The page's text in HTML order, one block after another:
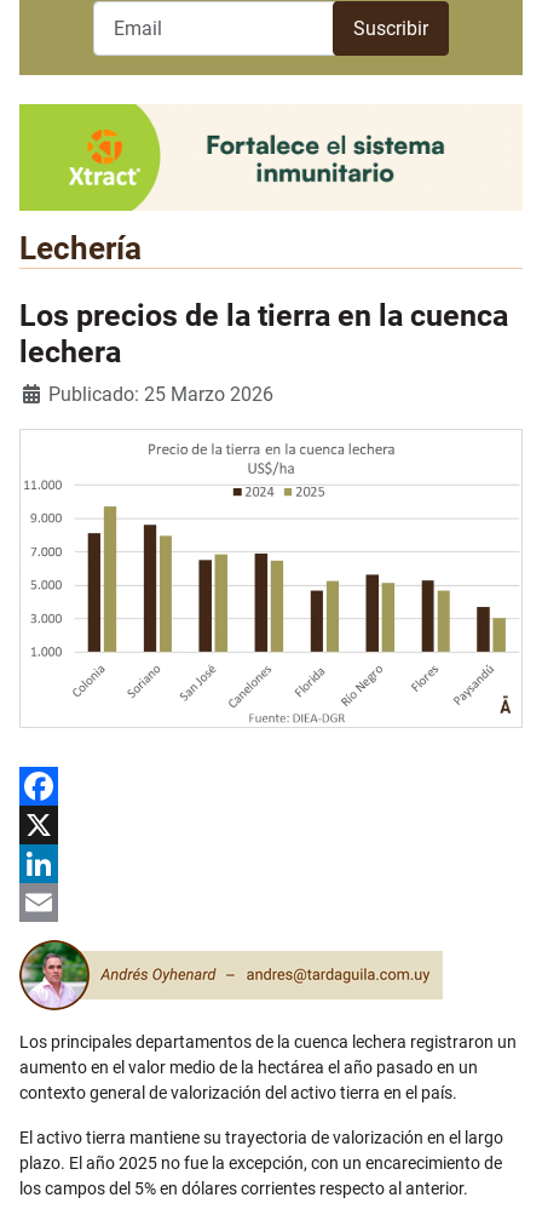
Lechería
Los precios de la tierra en la cuenca
lechera
Detalles
Publicado: 25 Marzo 2026
Facebook
X
LinkedIn
Email
Los principales departamentos de la cuenca lechera registraron un
aumento en el valor medio de la hectárea el año pasado en un
contexto general de valorización del activo tierra en el país.
El activo tierra mantiene su trayectoria de valorización en el largo
plazo. El año 2025 no fue la excepción, con un encarecimiento de
los campos del 5% en dólares corrientes respecto al anterior.